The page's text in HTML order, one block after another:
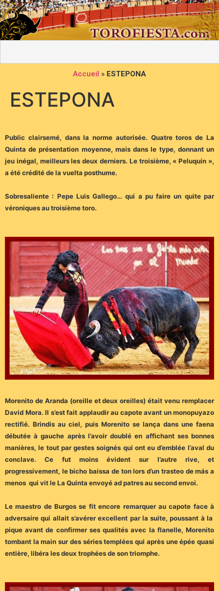
Accueil » ESTEPONA
ESTEPONA
Public clairsemé, dans la norme autorisée. Quatre toros de La
Quinta de présentation moyenne, mais dans le type, donnant un
jeu inégal, meilleurs les deux derniers. Le troisième, « Peluquín »,
a été crédité de la vuelta posthume.
Sobresaliente : Pepe Luis Gallego… qui a pu faire un quite par
véroniques au troisième toro.
Morenito de Aranda (oreille et deux oreilles) était venu remplacer
David Mora. Il s’est fait applaudir au capote avant un monopuyazo
rectifié. Brindis au ciel, puis Morenito se lança dans une faena
débutée à gauche après l’avoir doublé en affichant ses bonnes
manières, le tout par gestes soignés qui ont eu d’emblée l’aval du
conclave. Ce fut moins évident sur l’autre rive, et
progressivement, le bicho baissa de ton lors d’un trasteo de más a
menos qui vit le La Quinta envoyé ad patres au second envoi.
Le maestro de Burgos se fit encore remarquer au capote face à
adversaire qui allait s’avérer excellent par la suite, poussant à la
pique avant de confirmer ses qualités avec la flanelle, Morenito
tombant la main sur des séries templées qui après une épée quasi
entière, libéra les deux trophées de son triomphe.